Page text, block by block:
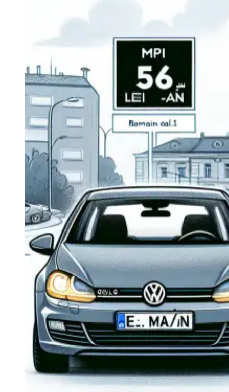
Navigatie Audi A4
Navigatie Audi A4 B6
Navigatie Audi A4 B7
Navigatie Audi A4 B8
Navigatie Audi A5
Navigatie Audi A6 C5
Navigatie Audi A6 C6
Navigatie Audi A6 C7
Navigatie Audi Q5
Ford
Navigație Ford Fiesta
Navigație Ford Focus 1
Navigație Ford Focus 2
Navigație Ford Focus MK3
Navigație Ford Mondeo MK3
Navigație Ford Mondeo MK4
Navigație Ford Transit
Mercedes
Navigație Mercedes C Class W203
Navigație Mercedes C Class W204
Navigație Mercedes W203
Navigație Mercedes W204
Navigație Mercedes W211
Passat
Navigație Passat B5
Navigație Passat B5 5
Navigație Passat B6
Navigație Passat B7
Navigație Passat B8
Navigație Passat CC
Skoda
Navigație Skoda Fabia 1
Navigație Skoda Fabia 2
Navigație Skoda Octavia 1
Navigație Skoda Octavia 3
Navigație Skoda Rapid